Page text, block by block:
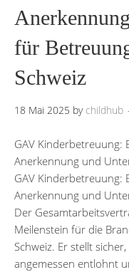
für
Schweiz
18 Mai 2025 by childhub
GAV Kinderbetreuung:
Anerkennung und
GAV Kinderbetreuung:
Anerkennung und
Der
Meilenstein für die
Schweiz. Er stellt
angemessen entlohnt